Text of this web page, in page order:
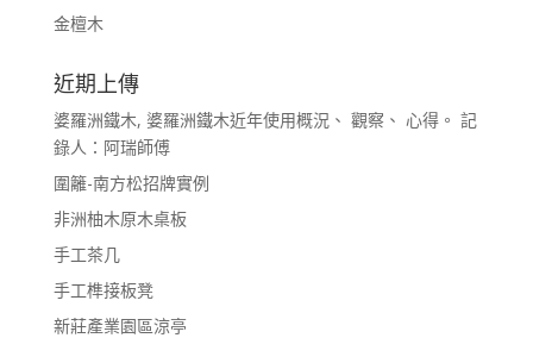
金檀木
近期上傳
婆羅洲鐵木, 婆羅洲鐵木近年使用概況、 觀察、 心得。 記
錄人：阿瑞師傅
圍籬-南方松招牌實例
非洲柚木原木桌板
手工茶几
手工榫接板凳
新莊產業園區涼亭